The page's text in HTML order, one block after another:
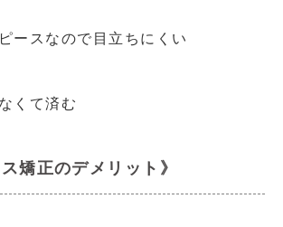
ースなので目立ちにくい
くて済む
矯正のデメリット》